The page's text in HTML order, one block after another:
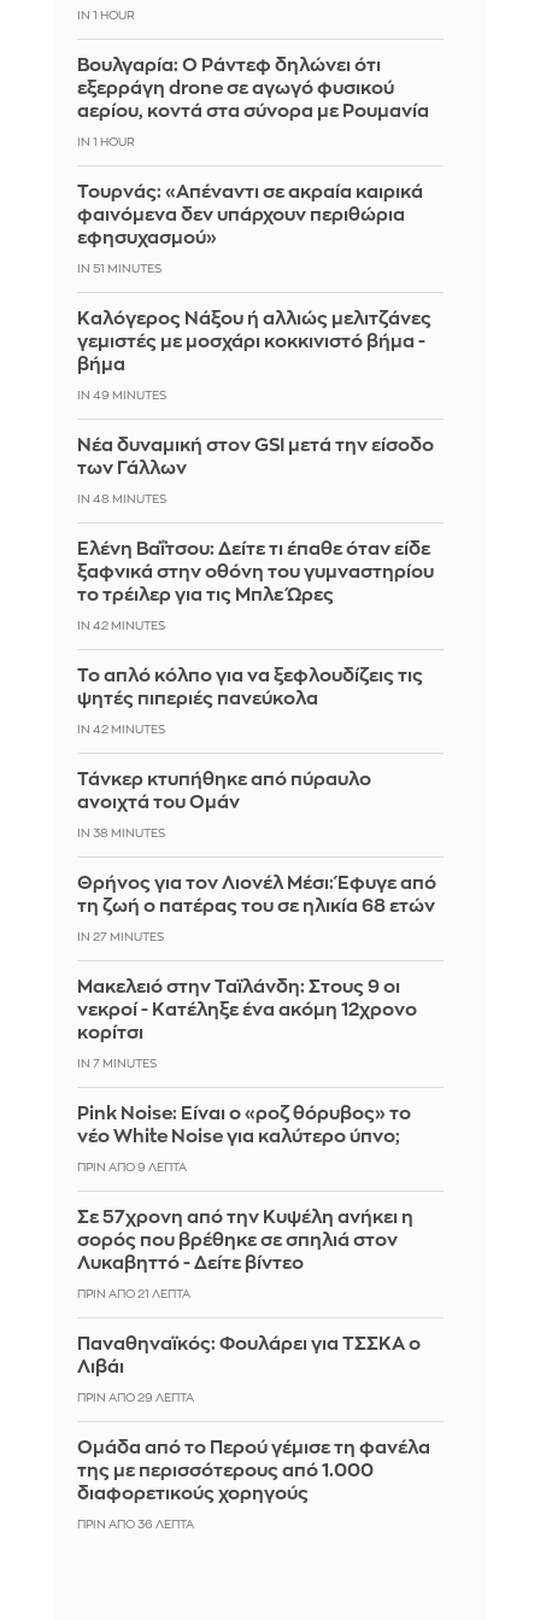
IN 1 HOUR
Βουλγαρία: Ο Ράντεφ δηλώνει ότι
εξερράγη drone σε αγωγό φυσικού
αερίου, κοντά στα σύνορα με Ρουμανία
IN 1 HOUR
Τουρνάς: «Απέναντι σε ακραία καιρικά
φαινόμενα δεν υπάρχουν περιθώρια
εφησυχασμού»
IN 51 MINUTES
Καλόγερος Νάξου ή αλλιώς μελιτζάνες
γεμιστές με μοσχάρι κοκκινιστό βήμα -
βήμα
IN 49 MINUTES
Νέα δυναμική στον GSI μετά την είσοδο
των Γάλλων
IN 48 MINUTES
Ελένη Βαΐτσου: Δείτε τι έπαθε όταν είδε
ξαφνικά στην οθόνη του γυμναστηρίου
το τρέιλερ για τις Μπλε Ώρες
IN 42 MINUTES
Το απλό κόλπο για να ξεφλουδίζεις τις
ψητές πιπεριές πανεύκολα
IN 42 MINUTES
Τάνκερ κτυπήθηκε από πύραυλο
ανοιχτά του Ομάν
IN 38 MINUTES
Θρήνος για τον Λιονέλ Μέσι: Έφυγε από
τη ζωή ο πατέρας του σε ηλικία 68 ετών
IN 27 MINUTES
Μακελειό στην Ταϊλάνδη: Στους 9 οι
νεκροί - Κατέληξε ένα ακόμη 12χρονο
κορίτσι
IN 7 MINUTES
Pink Noise: Είναι ο «ροζ θόρυβος» το
νέο White Noise για καλύτερο ύπνο;
ΠΡΙΝ ΑΠΌ 9 ΛΕΠΤΆ
Σε 57χρονη από την Κυψέλη ανήκει η
σορός που βρέθηκε σε σπηλιά στον
Λυκαβηττό - Δείτε βίντεο
ΠΡΙΝ ΑΠΌ 21 ΛΕΠΤΆ
Παναθηναϊκός: Φουλάρει για ΤΣΣΚΑ ο
Λιβάι
ΠΡΙΝ ΑΠΌ 29 ΛΕΠΤΆ
Ομάδα από το Περού γέμισε τη φανέλα
της με περισσότερους από 1.000
διαφορετικούς χορηγούς
ΠΡΙΝ ΑΠΌ 36 ΛΕΠΤΆ